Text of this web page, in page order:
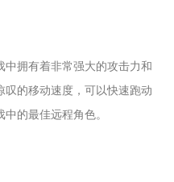
拥有着非常强大的攻击力和
叹的移动速度，可以快速跑动
的最佳远程角色。